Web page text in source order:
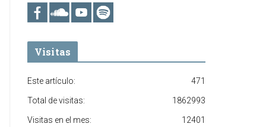
Visitas
471
Este artículo:
1862993
Total de visitas:
12401
Visitas en el mes: